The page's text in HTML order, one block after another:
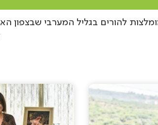
להורים בגליל המערבי שבצפון